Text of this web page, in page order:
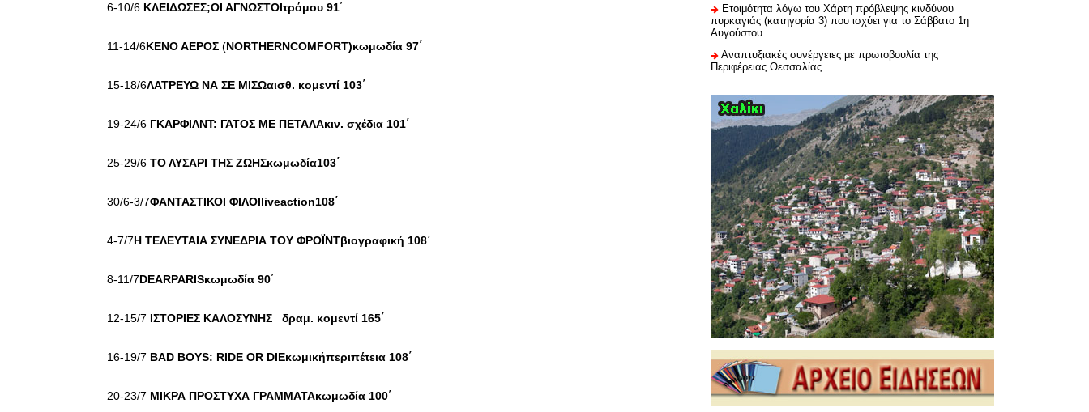
6-10/6 ΚΛΕΙΔΩΣΕΣ;ΟΙ ΑΓΝΩΣΤΟΙτρόμου 91΄
11-14/6ΚΕΝΟ ΑΕΡΟΣ (NORTHERNCOMFORT)κωμωδία 97΄
15-18/6ΛΑΤΡΕΥΩ ΝΑ ΣΕ ΜΙΣΩαισθ. κομεντί 103΄
19-24/6 ΓΚΑΡΦΙΛΝΤ: ΓΑΤΟΣ ΜΕ ΠΕΤΑΛΑκιν. σχέδια 101΄
25-29/6 ΤΟ ΛΥΣΑΡΙ ΤΗΣ ΖΩΗΣκωμωδία103΄
30/6-3/7ΦΑΝΤΑΣΤΙΚΟΙ ΦΙΛΟΙliveaction108΄
4-7/7Η ΤΕΛΕΥΤΑΙΑ ΣΥΝΕΔΡΙΑ ΤΟΥ ΦΡΟΪΝΤβιογραφική 108΄
8-11/7DEARPARISκωμωδία 90΄
12-15/7 ΙΣΤΟΡΙΕΣ ΚΑΛΟΣΥΝΗΣ δραμ. κομεντί 165΄
16-19/7 BAD BOYS: RIDE OR DIEκωμικήπεριπέτεια 108΄
20-23/7 ΜΙΚΡΑ ΠΡΟΣΤΥΧΑ ΓΡΑΜΜΑΤΑκωμωδία 100΄
Ετοιμότητα λόγω του Χάρτη πρόβλεψης κινδύνου
πυρκαγιάς (κατηγορία 3) που ισχύει για το Σάββατο 1η
Αυγούστου
Αναπτυξιακές συνέργειες με πρωτοβουλία της
Περιφέρειας Θεσσαλίας